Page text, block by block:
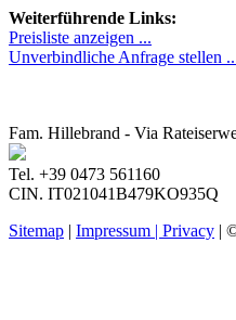
Weiterführende Links:
Preisliste anzeigen ...
Unverbindliche Anfrage stellen
Fam. Hillebrand - Via
Tel. +39 0473 561160
CIN. IT021041B479KO935Q
Sitemap | Impressum | Privacy |